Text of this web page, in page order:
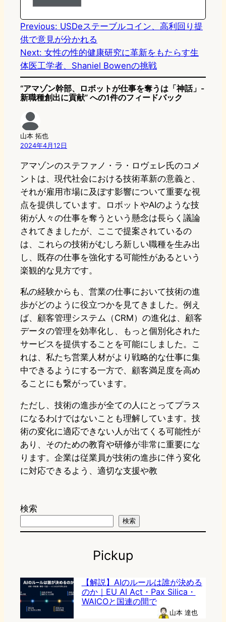
n
k
Previous: USDeステーブルコイン、高利回り提
供で意見が分かれる
Next: 女性の性的健康研究に革新をもたらす生
体医工学者、Shaniel Bowenの挑戦
“アマゾン幹部、ロボットが仕事を奪うは「神話」-
新職種創出に貢献” への1件のフィードバック
山本 拓也
2024年4月12日
アマゾンのステファノ・ラ・ロヴェレ氏のコメ
ントは、現代社会における技術革新の意義と、
それが雇用市場に及ぼす影響について重要な視
点を提供しています。ロボットやAIのような技
術が人々の仕事を奪うという懸念は長らく議論
されてきましたが、ここで提案されているの
は、これらの技術がむしろ新しい職種を生み出
し、既存の仕事を強化する可能性があるという
楽観的な見方です。
私の経験からも、営業の仕事において技術の進
歩がどのように役立つかを見てきました。例え
ば、顧客管理システム（CRM）の進化は、顧客
データの管理を効率化し、もっと個別化された
サービスを提供することを可能にしました。こ
れは、私たち営業人材がより戦略的な仕事に集
中できるようにする一方で、顧客満足度を高め
ることにも繋がっています。
ただし、技術の進歩が全ての人にとってプラス
になるわけではないことも理解しています。技
術の変化に適応できない人が出てくる可能性が
あり、そのための教育や研修が非常に重要にな
ります。企業は従業員が技術の進歩に伴う変化
に対応できるよう、適切な支援や教
検索
検索
Pickup
【解説】AIのルールは誰が決める
のか｜EU AI Act・Pax Silica・
WAICOと国連の間で
山本 達也